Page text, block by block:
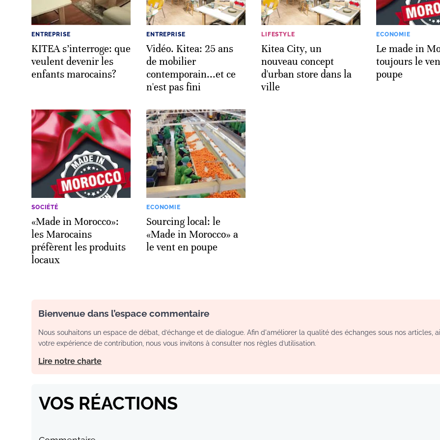
ENTREPRISE
KITEA s’interroge: que
veulent devenir les
enfants marocains?
ENTREPRISE
Vidéo. Kitea: 25 ans
de mobilier
contemporain...et ce
n'est pas fini
LIFESTYLE
Kitea City, un
nouveau concept
d'urban store dans la
ville
ECONOMIE
Le made in
toujours le
poupe
SOCIÉTÉ
«Made in Morocco»:
les Marocains
préfèrent les produits
locaux
ECONOMIE
Sourcing local: le
«Made in Morocco» a
le vent en poupe
Bienvenue dans l’espace commentaire
Nous souhaitons un espace de débat, d’échange et de dialogue. Afin d'améliorer la qualité des échanges sous nos articles,
votre expérience de contribution, nous vous invitons à consulter nos règles d’utilisation.
Lire notre charte
VOS RÉACTIONS